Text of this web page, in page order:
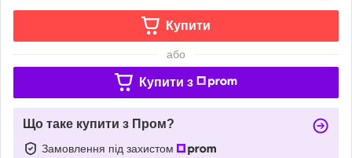
Купити
або
Купити з
Що таке купити з Пром?
Замовлення під захистом